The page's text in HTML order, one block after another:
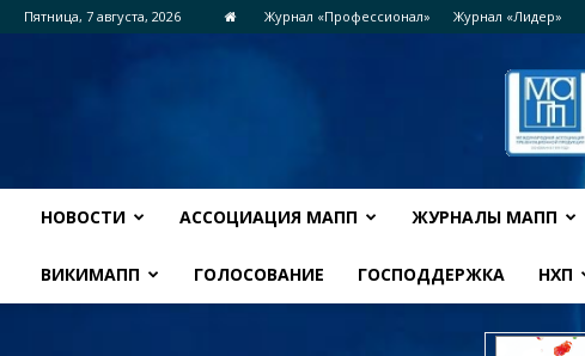
Пятница, 7 августа, 2026 Журнал «Профессионал» Журнал «Лидер»
НОВОСТИ АССОЦИАЦИЯ МАПП ЖУРНАЛЫ МАПП
ВИКИМАПП ГОЛОСОВАНИЕ ГОСПОДДЕРЖКА НХП